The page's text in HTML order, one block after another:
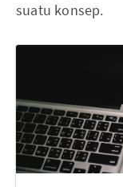
suatu konsep.